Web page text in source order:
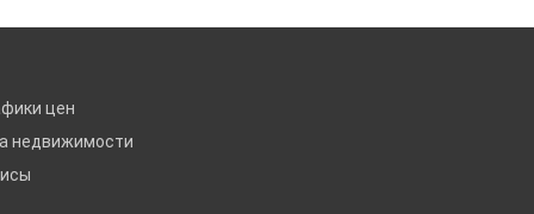
цен
недвижимости